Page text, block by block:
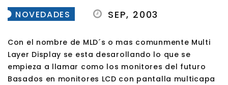
NOVEDADES SEP, 2003
Con el nombre de MLD´s o mas comunmente Multi
Layer Display se esta desarollando lo que se
empieza a llamar como los monitores del futuro
Basados en monitores LCD con pantalla multicapa